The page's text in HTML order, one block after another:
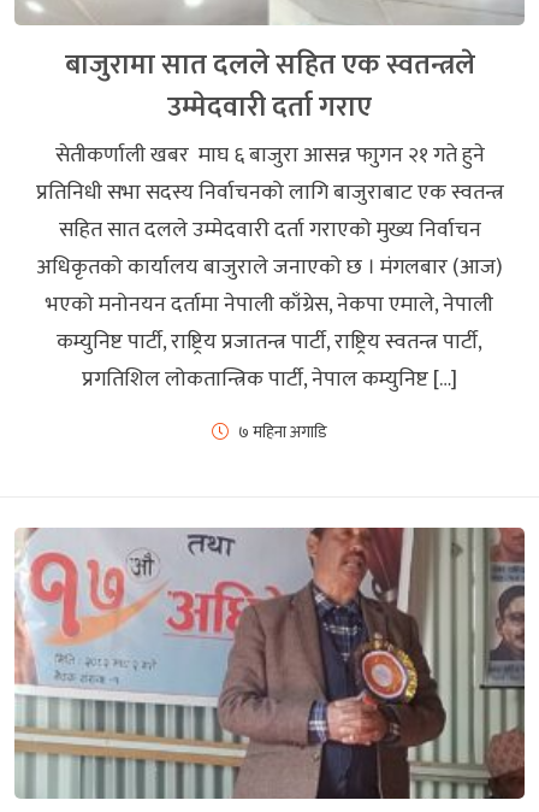
बाजुरामा सात दलले सहित एक स्वतन्त्रले
उम्मेदवारी दर्ता गराए
सेतीकर्णाली खबर माघ ६ बाजुरा आसन्न फाुगन २१ गते हुने
प्रतिनिधी सभा सदस्य निर्वाचनको लागि बाजुराबाट एक स्वतन्त्र
सहित सात दलले उम्मेदवारी दर्ता गराएको मुख्य निर्वाचन
अधिकृतको कार्यालय बाजुराले जनाएको छ । मंगलबार (आज)
भएको मनोनयन दर्तामा नेपाली काँग्रेस, नेकपा एमाले, नेपाली
कम्युनिष्ट पार्टी, राष्ट्रिय प्रजातन्त्र पार्टी, राष्ट्रिय स्वतन्त्र पार्टी,
प्रगतिशिल लोकतान्त्रिक पार्टी, नेपाल कम्युनिष्ट […]
७ महिना अगाडि